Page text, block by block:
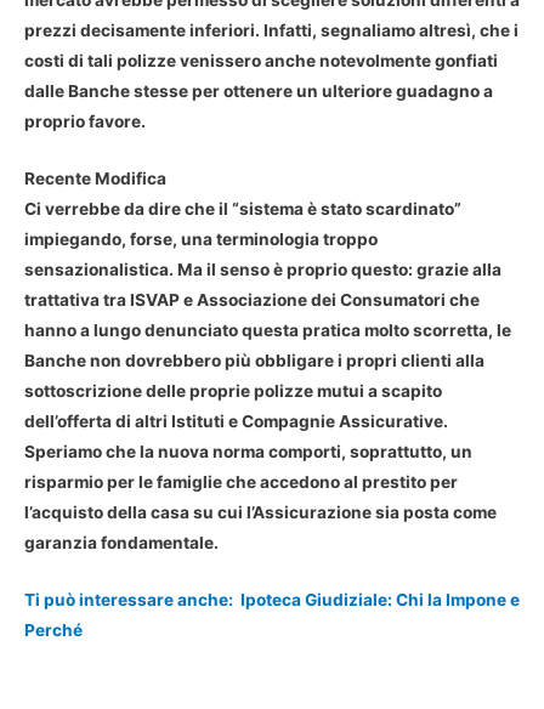
prezzi decisamente inferiori. Infatti, segnaliamo altresì, che i
costi di tali polizze venissero anche notevolmente gonfiati
dalle Banche stesse per ottenere un ulteriore guadagno a
proprio favore.
Recente Modifica
Ci verrebbe da dire che il “sistema è stato scardinato”
impiegando, forse, una terminologia troppo
sensazionalistica. Ma il senso è proprio questo: grazie alla
trattativa tra ISVAP e Associazione dei Consumatori che
hanno a lungo denunciato questa pratica molto scorretta, le
Banche non dovrebbero più obbligare i propri clienti alla
sottoscrizione delle proprie polizze mutui a scapito
dell’offerta di altri Istituti e Compagnie Assicurative.
Speriamo che la nuova norma comporti, soprattutto, un
risparmio per le famiglie che accedono al prestito per
l’acquisto della casa su cui l’Assicurazione sia posta come
garanzia fondamentale.
Ti può interessare anche: Ipoteca Giudiziale: Chi la Impone e
Perché